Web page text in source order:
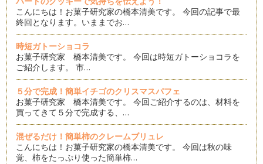
こんにちは！お菓子研究家の橋本清美です。 今回の記事で最
終回となります。いままでお…
時短ガトーショコラ
お菓子研究家 橋本清美です。 今回は時短ガトーショコラを
ご紹介します。 市…
５分で完成！簡単イチゴのクリスマスパフェ
お菓子研究家 橋本清美です。 今回ご紹介するのは、材料を
買ってきて５分で完成する、…
混ぜるだけ！簡単柿のクレームブリュレ
こんにちは！お菓子研究家の橋本清美です。 今回は秋の味
覚、柿をたっぷり使った簡単柿…